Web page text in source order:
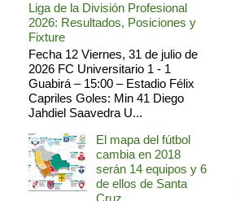
Liga de la División Profesional
2026: Resultados, Posiciones y
Fixture
Fecha 12 Viernes, 31 de julio de
2026 FC Universitario 1 - 1
Guabirá – 15:00 – Estadio Félix
Capriles Goles: Min 41 Diego
Jahdiel Saavedra U...
El mapa del fútbol
cambia en 2018
serán 14 equipos y 6
de ellos de Santa